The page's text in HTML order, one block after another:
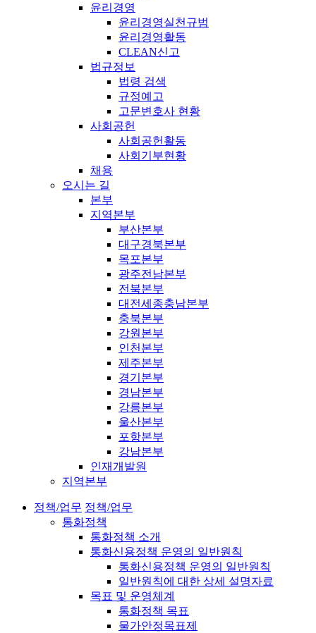
윤리경영
윤리경영실천규범
윤리경영활동
CLEAN신고
법규정보
법령 검색
규정예고
고문변호사 현황
사회공헌
사회공헌활동
사회기부현황
채용
오시는 길
본부
지역본부
부산본부
대구경북본부
목포본부
광주전남본부
전북본부
대전세종충남본부
충북본부
강원본부
인천본부
제주본부
경기본부
경남본부
강릉본부
울산본부
포항본부
강남본부
인재개발원
지역본부
정책/업무 정책/업무
통화정책
통화정책 소개
통화신용정책 운영의 일반원칙
통화신용정책 운영의 일반원칙
일반원칙에 대한 상세 설명자료
목표 및 운영체계
통화정책 목표
물가안정목표제